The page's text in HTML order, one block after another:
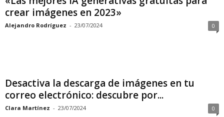
crear imágenes en 2023»
Alejandro Rodríguez - 23/07/2024 0
Desactiva la descarga de imágenes en tu
correo electrónico: descubre por...
Clara Martínez - 23/07/2024 0